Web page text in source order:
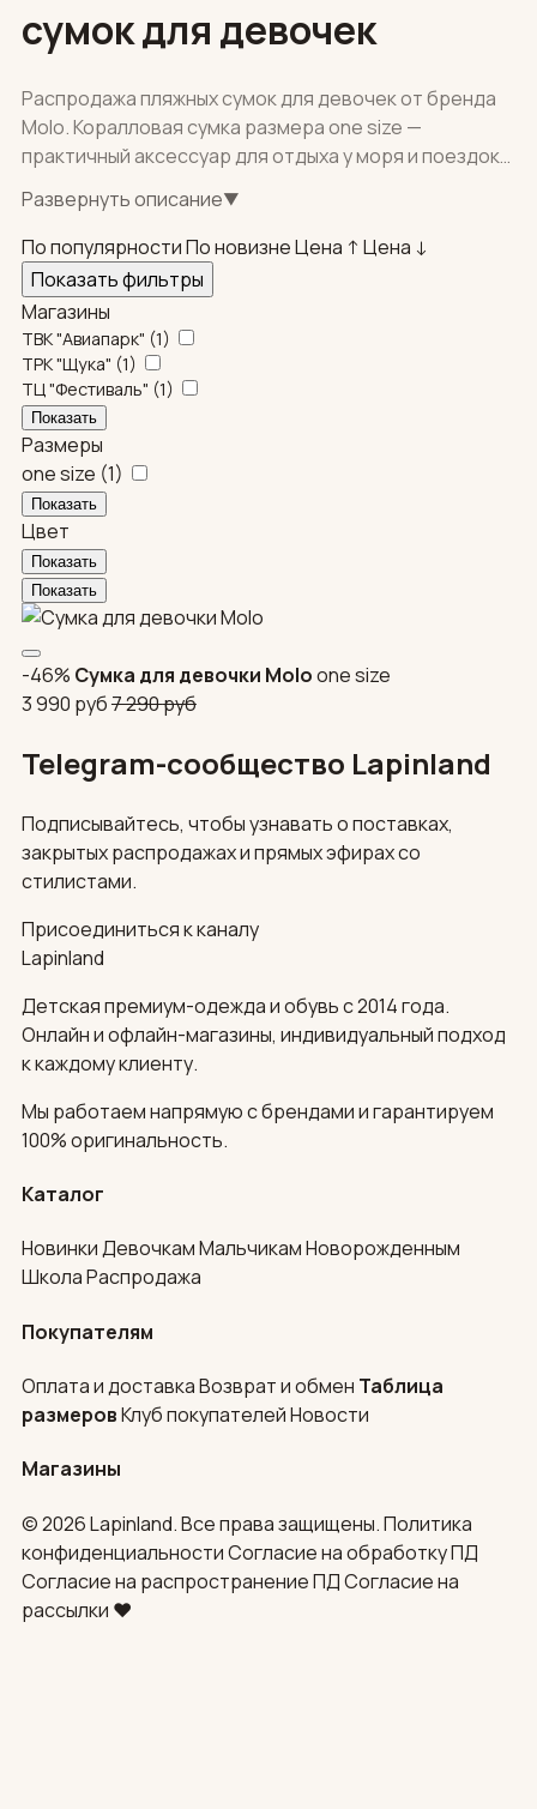
сумок для девочек
Распродажа пляжных сумок для девочек от бренда
Molo. Коралловая сумка размера one size —
практичный аксессуар для отдыха у моря и поездок
самовывоз, СДЭК по регионам.
Развернуть описание▼
По популярностиПо новизнеЦена ↑ Цена ↓
Показать фильтры
Магазины
ТВК "Авиапарк" (1)
ТРК "Щука" (1)
ТЦ "Фестиваль" (1)
Размеры
one size (1)
Цвет
-46% Сумка для девочки Moloone size
3 990 руб7 290руб
Telegram-сообщество Lapinland
Подписывайтесь, чтобы узнавать о поставках,
закрытых распродажах и прямых эфирах со
стилистами.
Присоединиться к каналу
Lapinland
Детская премиум-одежда и обувь с 2014 года.
Онлайн и офлайн-магазины, индивидуальный подход
к каждому клиенту.
Мы работаем напрямую с брендами и гарантируем
100% оригинальность.
Каталог
НовинкиДевочкамМальчикамНоворожденным
ШколаРаспродажа
Покупателям
Оплата и доставкаВозврат и обмен Таблица
размеровКлуб покупателейНовости
Магазины
© 2026 Lapinland. Все права защищены.Политика
конфиденциальностиСогласие на обработку ПД
Согласие на распространение ПДСогласие на
рассылки ♥